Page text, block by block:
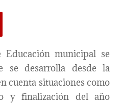
Educación municipal se
se desarrolla desde la
cuenta situaciones como
y finalización del año